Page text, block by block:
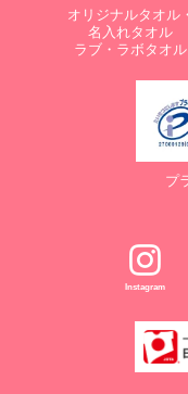
オリジナルタオル・
名入れタオル
ラブ・ラボタオル
プ
Instagram